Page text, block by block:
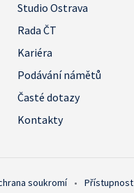
Studio Ostrava
Rada ČT
Kariéra
Podávání námětů
Časté dotazy
Kontakty
soukromí • Přístupnost